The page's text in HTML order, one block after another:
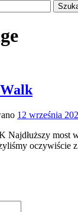
12 września
most
oczywiście